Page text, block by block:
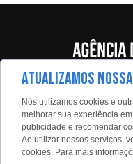
Av. Eng.
Limão,
ATUALIZAMOS
Nós utilizamos cookies e
melhorar sua experiência
publicidade e recomendar
Ao utilizar nossos serviços,
cookies. Para mais